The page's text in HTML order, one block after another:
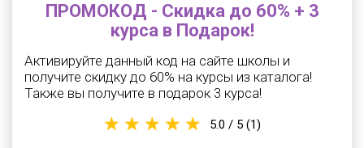
ПРОМОКОД - Скидка до 60% + 3
курса в Подарок!
Активируйте данный код на сайте школы и
получите скидку до 60% на курсы из каталога!
Также вы получите в подарок 3 курса!
5.0 / 5 (1)